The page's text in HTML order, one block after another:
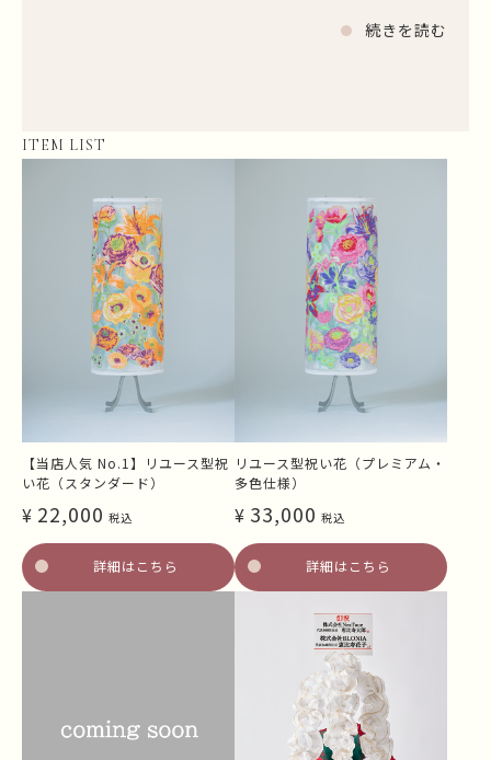
続きを読む
ITEM LIST
【当店人気 No.1】リユース型祝
い花（スタンダード）
¥ 22,000 税込
詳細はこちら
リユース型祝い花（プレミアム・
多色仕様）
¥ 33,000 税込
詳細はこちら